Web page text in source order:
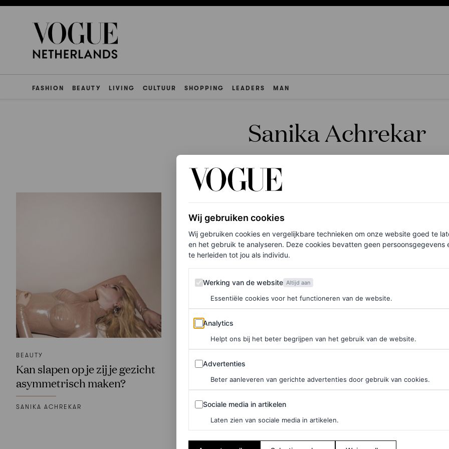
FASHION BEAUTY LIVING CULTUUR SHOPPING LEADERS MAN
Sanika Achrekar
BEAUTY
Kan slapen op je zij je gezicht
asymmetrisch maken?
SANIKA ACHREKAR
Wij gebruiken cookies
Wij gebruiken cookies en vergelijkbare technieken om onze website goed te
en het gebruik te analyseren. Deze cookies bevatten geen persoonsgegevens
te herleiden tot jou als individu.
Werking van de website
Werking van de website Altijd aan
Essentiële cookies voor het functioneren van de website.
Analytics
Analytics
Helpt ons bij het beter begrijpen van het gebruik van de website.
Advertenties
Advertenties
Beter aanleveren van gerichte advertenties door gebruik van cookies.
Sociale media in artikelen
Sociale media in artikelen
Laten zien van sociale media in artikelen.